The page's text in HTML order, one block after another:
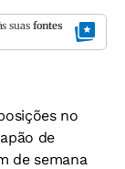
suas fontes
no
de
de semana